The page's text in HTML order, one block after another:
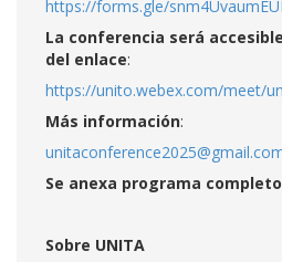
https://forms.gle/
La conferencia será
del enlace:
https://unito.webex.com/meet/
Más información:
Se anexa programa
Sobre UNITA